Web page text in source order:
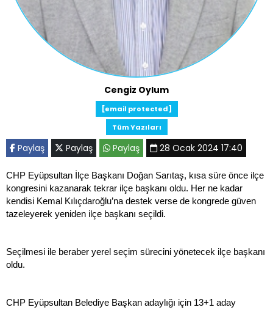
Cengiz Oylum
[email protected]
Tüm Yazıları
Paylaş Paylaş Paylaş 28 Ocak 2024 17:40
CHP Eyüpsultan İlçe Başkanı Doğan Sarıtaş, kısa süre önce ilçe
kongresini kazanarak tekrar ilçe başkanı oldu. Her ne kadar
kendisi Kemal Kılıçdaroğlu’na destek verse de kongrede güven
tazeleyerek yeniden ilçe başkanı seçildi.
Seçilmesi ile beraber yerel seçim sürecini yönetecek ilçe başkanı
oldu.
CHP Eyüpsultan Belediye Başkan adaylığı için 13+1 aday